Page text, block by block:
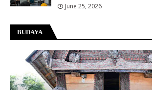
June 25, 2026
BUDAYA